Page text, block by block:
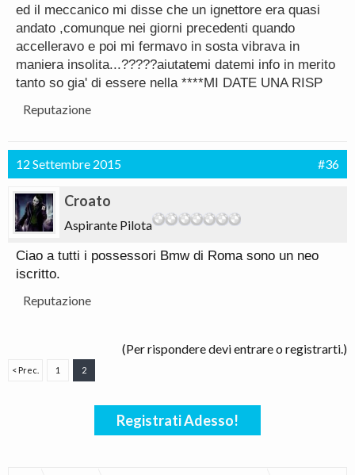
ed il meccanico mi disse che un ignettore era quasi
andato ,comunque nei giorni precedenti quando
accelleravo e poi mi fermavo in sosta vibrava in
maniera insolita...?????aiutatemi datemi info in merito
tanto so gia' di essere nella ****MI DATE UNA RISP
Reputazione
12 Settembre 2015 #36
Croato
Aspirante Pilota
Ciao a tutti i possessori Bmw di Roma sono un neo
iscritto.
Reputazione
(Per rispondere devi entrare o registrarti.)
< Prec. 1 2
Registrati Adesso!